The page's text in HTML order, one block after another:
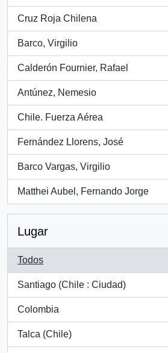
Cruz Roja Chilena
, 1 resultados
Barco, Virgilio
, 1 resultados
Calderón Fournier, Rafael
, 1 resultados
Antúnez, Nemesio
, 1 resultados
Chile. Fuerza Aérea
, 1 resultados
Fernández Llorens, José
, 1 resultados
Barco Vargas, Virgilio
, 1 resultados
Matthei Aubel, Fernando Jorge
, 1 resultados
Lugar
Todos
Santiago (Chile : Ciudad)
, 4 resultados
Colombia
, 2 resultados
Talca (Chile)
, 1 resultados